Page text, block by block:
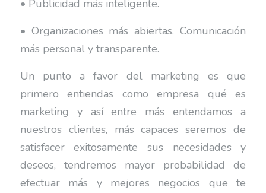
• Publicidad más inteligente.
• Organizaciones más abiertas. Comunicación
más personal y transparente.
Un punto a favor del marketing es que
primero entiendas como empresa qué es
marketing y así entre más entendamos a
nuestros clientes, más capaces seremos de
satisfacer exitosamente sus necesidades y
deseos, tendremos mayor probabilidad de
efectuar más y mejores negocios que te